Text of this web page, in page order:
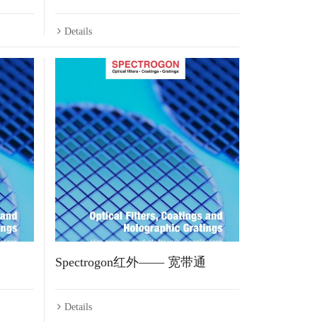
Details
Spectrogon红外—— 宽带通
Details